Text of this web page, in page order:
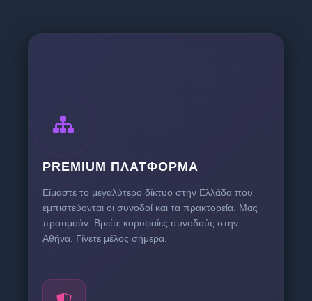
PREMIUM ΠΛΑΤΦΌΡΜΑ
Είμαστε το μεγαλύτερο δίκτυο στην Ελλάδα που
εμπιστεύονται οι συνοδοί και τα πρακτορεία. Μας
προτιμούν. Βρείτε κορυφαίες συνοδούς στην
Αθήνα. Γίνετε μέλος σήμερα.